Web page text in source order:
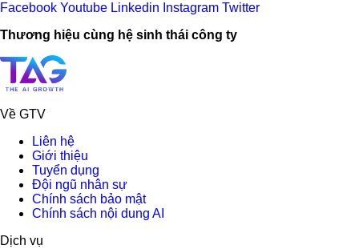
Facebook Youtube Linkedin Instagram Twitter
Thương hiệu cùng hệ sinh thái công ty
Về GTV
Liên hệ
Giới thiệu
Tuyển dụng
Đội ngũ nhân sự
Chính sách bảo mật
Chính sách nội dung AI
Dịch vụ